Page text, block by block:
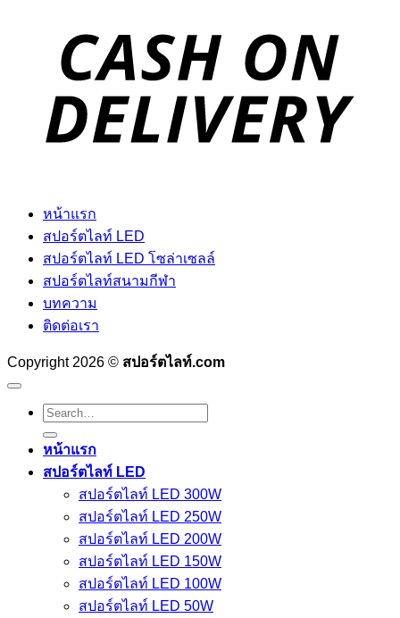
หน้าแรก
สปอร์ตไลท์ LED
สปอร์ตไลท์ LED โซล่าเซลล์
สปอร์ตไลท์สนามกีฬา
บทความ
ติดต่อเรา
Copyright 2026 © สปอร์ตไลท์.com
Search
for:
หน้าแรก
สปอร์ตไลท์ LED
สปอร์ตไลท์ LED 300W
สปอร์ตไลท์ LED 250W
สปอร์ตไลท์ LED 200W
สปอร์ตไลท์ LED 150W
สปอร์ตไลท์ LED 100W
สปอร์ตไลท์ LED 50W